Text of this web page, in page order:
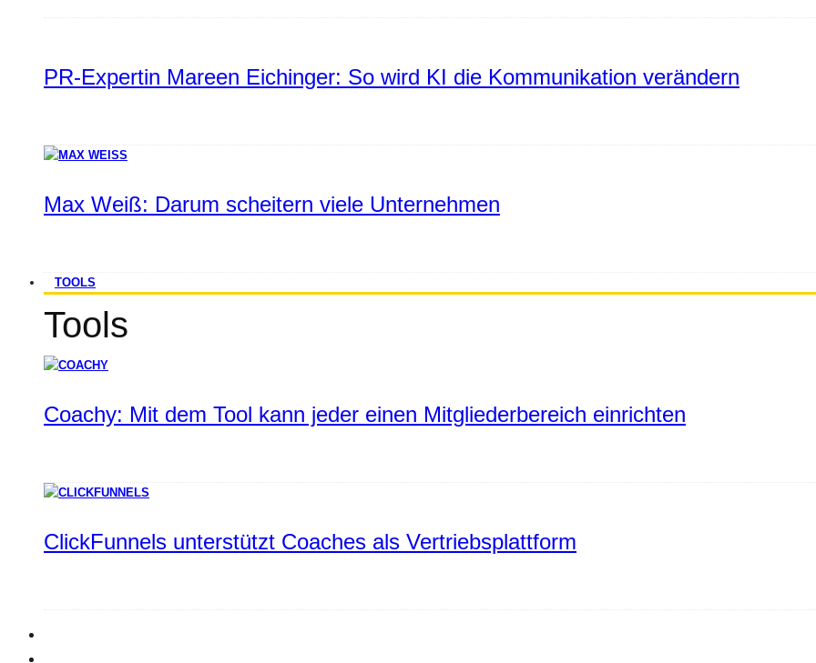
PR-Expertin Mareen Eichinger: So wird KI die Kommunikation verändern
Max Weiß: Darum scheitern viele Unternehmen
TOOLS
Tools
Coachy: Mit dem Tool kann jeder einen Mitgliederbereich einrichten
ClickFunnels unterstützt Coaches als Vertriebsplattform